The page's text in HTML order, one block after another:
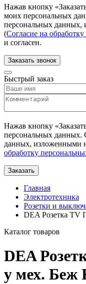
Нажав кнопку
моих персональных
персональных данных,
(Согласие на
и согласен.
Заказать звонок
Быстрый заказ
Нажав кнопку «
персональных данных.
данных, изложенными
обработку
Заказать
Главная
Электротехника
Розетки и
DEA Розетка TV
Каталог товаров
DEA
у мех. Беж